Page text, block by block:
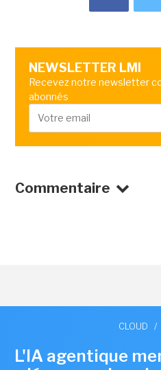
NEWSLETTER LMI
Recevez notre newsletter
abonnés
Commentaire
CLOUD /
L'IA agentique